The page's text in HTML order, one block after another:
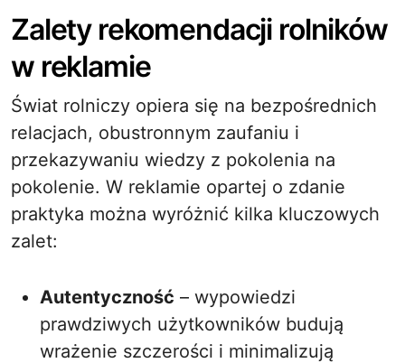
Zalety rekomendacji rolników
w reklamie
Świat rolniczy opiera się na bezpośrednich
relacjach, obustronnym zaufaniu i
przekazywaniu wiedzy z pokolenia na
pokolenie. W reklamie opartej o zdanie
praktyka można wyróżnić kilka kluczowych
zalet:
Autentyczność – wypowiedzi
prawdziwych użytkowników budują
wrażenie szczerości i minimalizują